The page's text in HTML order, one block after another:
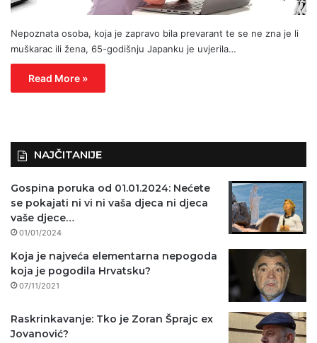
Nepoznata osoba, koja je zapravo bila prevarant te se ne zna je li
muškarac ili žena, 65-godišnju Japanku je uvjerila…
Read More »
NAJČITANIJE
Gospina poruka od 01.01.2024: Nećete
se pokajati ni vi ni vaša djeca ni djeca
vaše djece…
01/01/2024
Koja je najveća elementarna nepogoda
koja je pogodila Hrvatsku?
07/11/2021
Raskrinkavanje: Tko je Zoran Šprajc ex
Jovanović?